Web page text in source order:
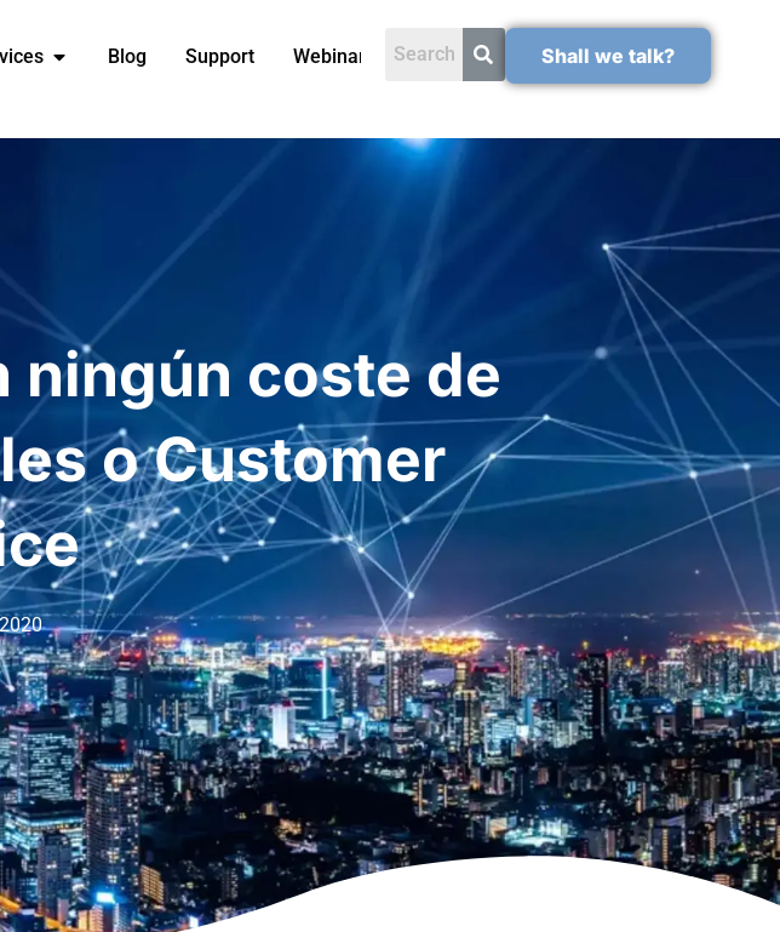
Blog Support Webinars Shall we talk?
ningún coste de
o Customer